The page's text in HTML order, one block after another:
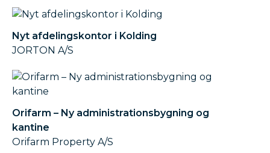
Nyt afdelingskontor i Kolding
JORTON A/S
Orifarm – Ny administrationsbygning og
kantine
Orifarm Property A/S